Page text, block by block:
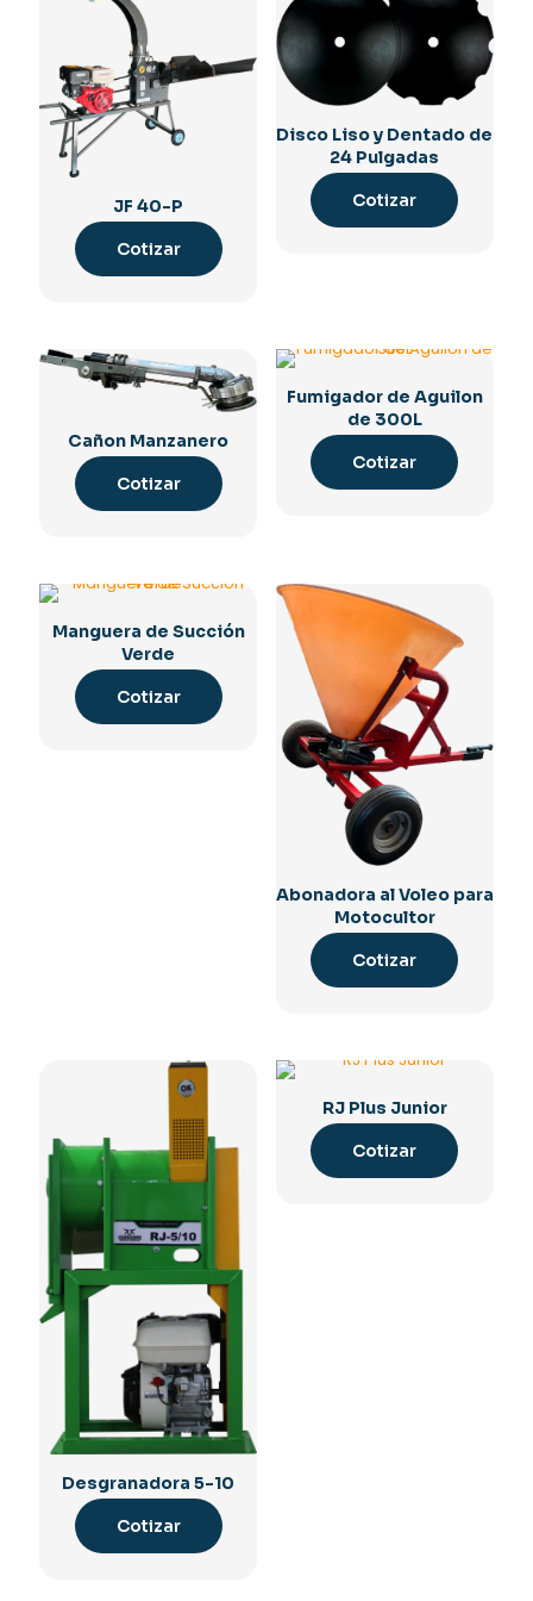
JF 40-P
Cotizar
Disco Liso y Dentado de
24 Pulgadas
Cotizar
Cañon Manzanero
Cotizar
Fumigador de Aguilon
de 300L
Cotizar
Manguera de Succión
Verde
Cotizar
Abonadora al Voleo para
Motocultor
Cotizar
Desgranadora 5-10
Cotizar
RJ Plus Junior
Cotizar